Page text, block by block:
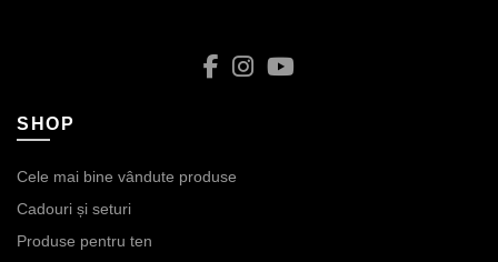
SHOP
Cele mai bine vândute produse
Cadouri și seturi
Produse pentru ten